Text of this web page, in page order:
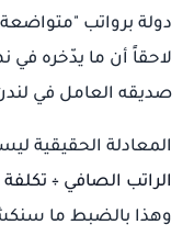
دولة برواتب
لاحقاً أن ما يدّخره في
صديقه العامل في
المعادلة الحقيقية
الراتب الصافي ÷
وهذا بالضبط ما